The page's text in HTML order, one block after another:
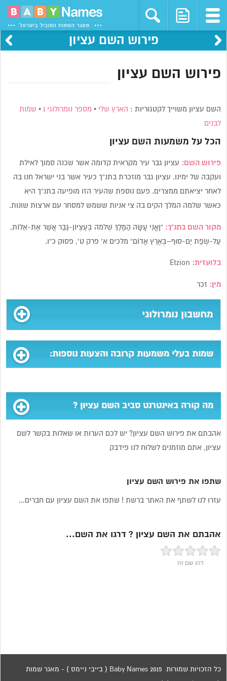
פירוש השם עציון
פירוש השם עציון
השם עציון משוייך לקטגוריות : הארץ שלי • מספר נומרולוגי 1 • שמות
לבנים
הכל על משמעות השם עציון
פירוש השם: עציון גבר עיר מקראית קדומה אשר שכנה סמוך לאילת
ועקבה של ימינו. עציון גבר מוזכרת בתנ”ך כעיר אשר בני ישראל חנו בה
לאחר יציאתם ממצרים. פעם נוספת שהעיר הזו מופיעה בתנ”ך היא
כאשר שלמה המלך הקים בה צי אניות ששמש למסחר עם ארצות שונות.
מקור השם בתנ”ך:“וָאֳנִי עָשָׂה הַמֶּלֶךְ שְׁלֹמֹה בְּעֶצְיוֹן-גֶּבֶר אֲשֶׁר אֶת-אֵלוֹת,
עַל-שְׂפַת יַם-סוּף–בְּאֶרֶץ אֱדוֹם” מלכים א’ פרק ט’, פסוק כ”ו.
בלועזית:
מין: זכר
מחשבון נומרולוגי
שמות בעלי משמעות קרובה והצעות נוספות:
מה קורה באינטרנט סביב השם עציון ?
אהבתם את פירוש השם עציון? יש לכם הערות או שאלות בקשר לשם
עציון, אתם מוזמנים לשלוח לנו פידבק
שתפו את פירוש השם עציון
עזרו לנו לשתף את האתר ברשת ! שתפו את השם עציון עם חברים...
אהבתם את השם עציון ? דרגו את השם...
דרג שם זה
כל הזכויות שמורות 2015 Baby Names ( בייבי ניימס ) - מאגר שמות